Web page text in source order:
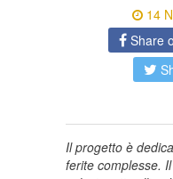
14
Share
Il progetto è
ferite complesse.